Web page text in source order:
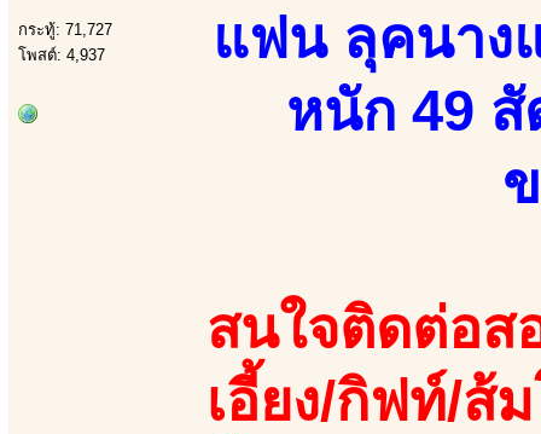
กระทู้: 71,727
โพสต์: 4,937
แฟน ลุคนาง
หนัก 49 สั
สนใจติดต่อส
เอี้ยง/กิฟท์/ส้